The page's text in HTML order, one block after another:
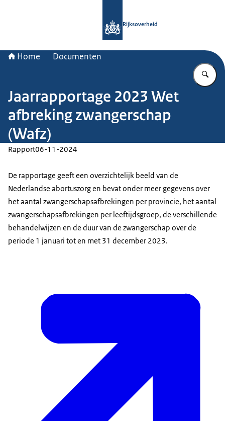
Rijksoverheid
Home Documenten
Jaarrapportage 2023 Wet
afbreking zwangerschap
(Wafz)
Rapport06-11-2024
De rapportage geeft een overzichtelijk beeld van de
Nederlandse abortuszorg en bevat onder meer gegevens over
het aantal zwangerschapsafbrekingen per provincie, het aantal
zwangerschapsafbrekingen per leeftijdsgroep, de verschillende
behandelwijzen en de duur van de zwangerschap over de
periode 1 januari tot en met 31 december 2023.